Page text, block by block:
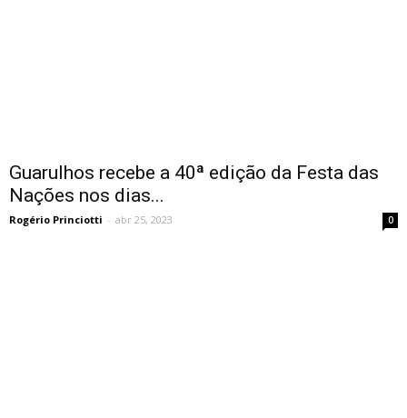
Guarulhos recebe a 40ª edição da Festa das
Nações nos dias...
Rogério Princiotti - abr 25, 2023 0